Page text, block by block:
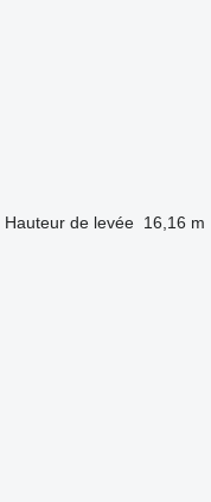
Hauteur de levée 16,16 m